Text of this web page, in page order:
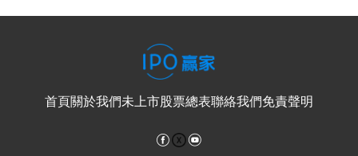
首頁關於我們未上市股票總表聯絡我們免責聲明
Facebook